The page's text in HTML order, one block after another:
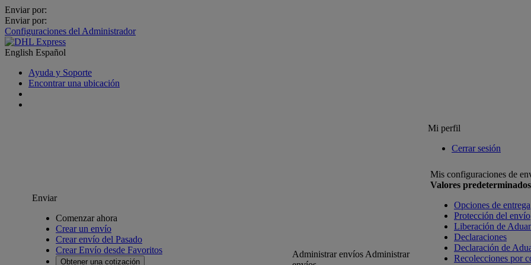
Enviar por:
Enviar por:
Configuraciones del Administrador
English Español
Ayuda y Soporte
Encontrar una ubicación
Mi perfil
Cerrar sesión
Enviar
Comenzar ahora
Crear un envío
Crear envío del Pasado
Crear Envío desde Favoritos
Obtener una cotización
Administrar envíos Administrar
Mis configuraciones de
Valores
Opciones de entrega
Protección del envío
Liberación de
Declaraciones
Declaración de
Recolecciones por